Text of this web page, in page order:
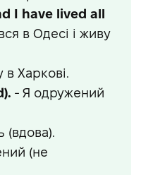
I have lived all
в Одесі і живу
в Харкові.
- Я одружений
(вдова).
(не